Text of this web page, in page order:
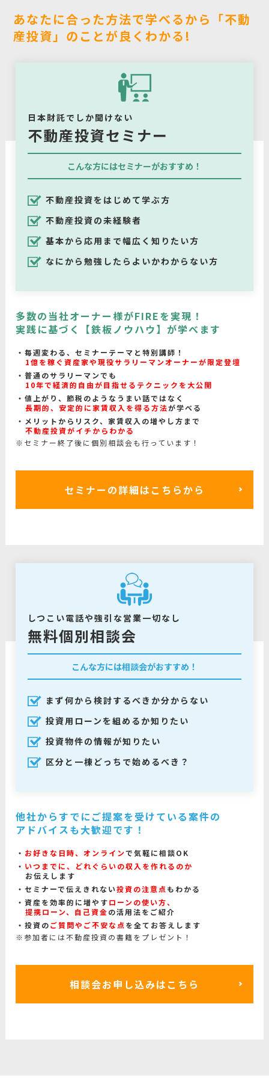
あなたに合った方法で学べるから「不動
産投資」のことが良くわかる!
日本財託でしか聞けない
不動産投資セミナー
こんな方にはセミナーがおすすめ！
不動産投資をはじめて学ぶ方
不動産投資の未経験者
基本から応用まで幅広く知りたい方
なにから勉強したらよいかわからない方
多数の当社オーナー様がFIREを実現！
実践に基づく【鉄板ノウハウ】が学べます
毎週変わる、セミナーテーマと特別講師！
1億を稼ぐ資産家や現役サラリーマンオーナーが限定登壇
普通のサラリーマンでも
10年で経済的自由が目指せるテクニックを大公開
値上がり、節税のようなうまい話ではなく
長期的、安定的に家賃収入を得る方法が学べる
メリットからリスク、家賃収入の増やし方まで
不動産投資がイチからわかる
※セミナー終了後に個別相談会も行っています！
セミナーの詳細はこちらから
しつこい電話や強引な営業一切なし
無料個別相談会
こんな方には相談会がおすすめ！
まず何から検討するべきか分からない
投資用ローンを組めるか知りたい
投資物件の情報が知りたい
区分と一棟どっちで始めるべき？
他社からすでにご提案を受けている案件の
アドバイスも大歓迎です！
お好きな日時、オンラインで気軽に相談OK
いつまでに、どれぐらいの収入を作れるのか
お伝えします
セミナーで伝えきれない投資の注意点 もわかる
資産を効率的に増やすローンの使い方、
提携ローン、自己資金の活用法をご紹介
投資のご質問やご不安な点 を全てお答えします
※参加者には不動産投資の書籍をプレゼント！
相談会お申し込みはこちら